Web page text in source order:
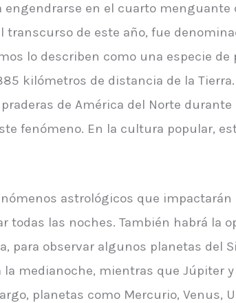
en el cuarto menguante
de este año, fue
lo describen como una especie
kilómetros de distancia de la Tierra.
de América del Norte durante
fenómeno. En la cultura popular,
astrológicos que impactarán
todas las noches. También habrá la
para observar algunos planetas del
medianoche, mientras que Júpiter
planetas como Mercurio, Venus,